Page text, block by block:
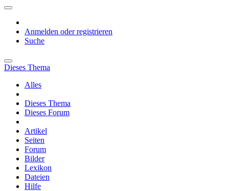
Anmelden oder registrieren
Suche
Dieses Thema
Alles
Dieses Thema
Dieses Forum
Artikel
Seiten
Forum
Bilder
Lexikon
Dateien
Hilfe